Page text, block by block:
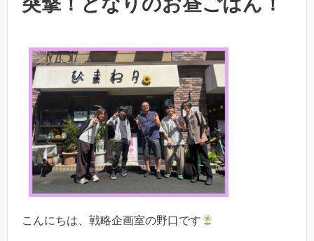
こんにちは、戦略企画室の野口です